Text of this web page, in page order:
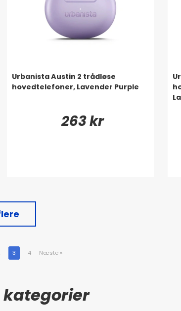
Urbanista Austin 2 trådløse
hovedtelefoner, Lavender Purple
263 kr
3 4 Næste »